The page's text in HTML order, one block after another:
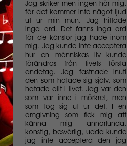
Jag skriker men ingen hör mig,
för det kommer inte något ljud
ut ur min mun. Jag hittade
inga ord. Det fanns inga ord
för de känslor jag hade inom
mig. Jag kunde inte acceptera
hur en människas liv kunde
förändras från livets första
andetag. Jag fastnade inuti
den som hatade sig själv, som
hatade allt i livet. Jag var den
som var inne i mörkret, men
som tog sig ut ur det. I en
omgivning som fick mig att
känna mig annorlunda,
konstig, besvärlig, udda kunde
jag inte acceptera den jag